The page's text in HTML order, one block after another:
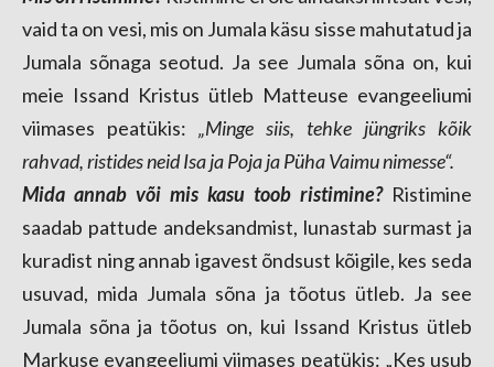
vaid ta on vesi, mis on Jumala käsu sisse mahutatud ja
Jumala sõnaga seotud. Ja see Jumala sõna on, kui
meie Issand Kristus ütleb Matteuse evangeeliumi
viimases peatükis: „Minge siis, tehke jüngriks kõik
rahvad, ristides neid Isa ja Poja ja Püha Vaimu nimesse“.
Mida annab või mis kasu toob ristimine? Ristimine
saadab pattude andeksandmist, lunastab surmast ja
kuradist ning annab igavest õndsust kõigile, kes seda
usuvad, mida Jumala sõna ja tõotus ütleb. Ja see
Jumala sõna ja tõotus on, kui Issand Kristus ütleb
Markuse evangeeliumi viimases peatükis: „Kes usub